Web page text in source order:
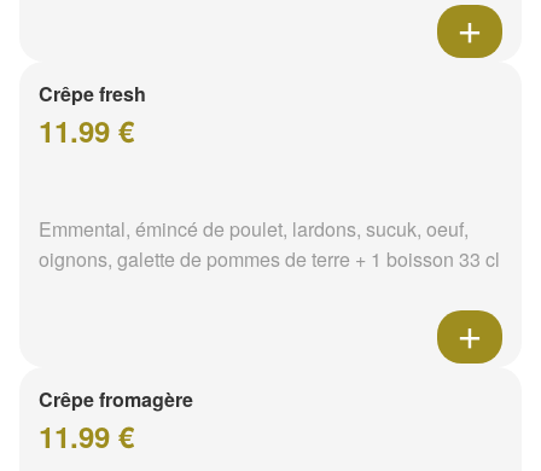
Crêpe fresh
11.99 €
Emmental, émincé de poulet, lardons, sucuk, oeuf,
oignons, galette de pommes de terre + 1 boisson 33 cl
Crêpe fromagère
11.99 €